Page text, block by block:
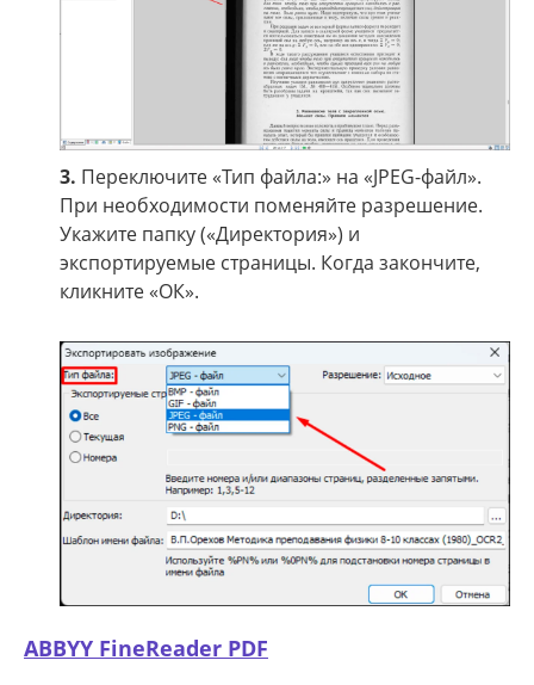
3. Переключите «Тип файла:» на «JPEG-файл».
При необходимости поменяйте разрешение.
Укажите папку («Директория») и
экспортируемые страницы. Когда закончите,
кликните «ОК».
ABBYY FineReader PDF